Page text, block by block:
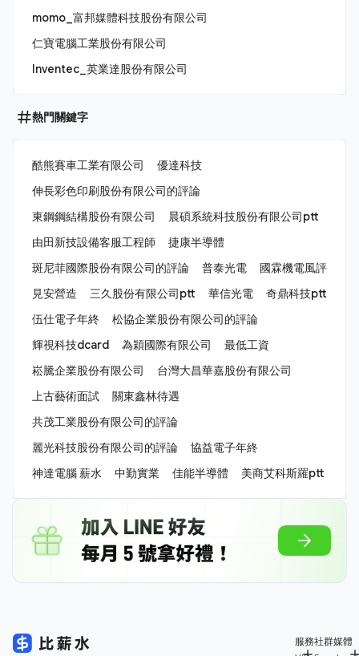
momo_富邦媒體科技股份有限公司
仁寶電腦工業股份有限公司
Inventec_英業達股份有限公司
熱門關鍵字
酷熊賽車工業有限公司
優達科技
伸長彩色印刷股份有限公司的評論
東鋼鋼結構股份有限公司
晨碩系統科技股份有限公司ptt
由田新技設備客服工程師
捷康半導體
斑尼菲國際股份有限公司的評論
普泰光電
國霖機電風評
見安營造
三久股份有限公司ptt 華信光電
奇鼎科技ptt
伍仕電子年終
松協企業股份有限公司的評論
輝視科技dcard
為穎國際有限公司
最低工資
崧騰企業股份有限公司
台灣大昌華嘉股份有限公司
上古藝術面試
關東鑫林待遇
共茂工業股份有限公司的評論
麗光科技股份有限公司的評論
協益電子年終
神達電腦 薪水
中勤實業 佳能半導體 美商艾科斯羅ptt
服務社群媒體